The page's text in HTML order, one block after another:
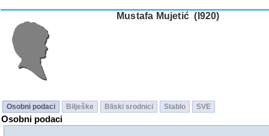
Mustafa Mujetić ‎(I920)‎
Osobni podaci Bilješke Bliski srodnici Stablo SVE
Osobni podaci